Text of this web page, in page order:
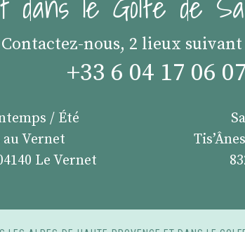
Contactez-nous, 2 lieux suivant
+33 6 04 17 06 07
/ Été
au Vernet
Le Vernet